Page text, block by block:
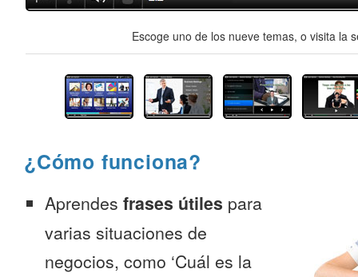
Escoge uno de los nueve temas, o visita la
¿Cómo funciona?
Aprendes frases útiles para
varias situaciones de
negocios, como ‘Cuál es la